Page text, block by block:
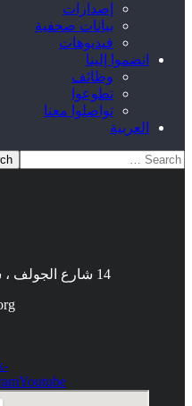
إصدارات
بيانات صحفية
فيديوهات
انضموا إلينا
وظائف
تطوعوا
تواصلوا معنا
العربية
14 شارع الجولف ، سرايات المعادي
Youtube